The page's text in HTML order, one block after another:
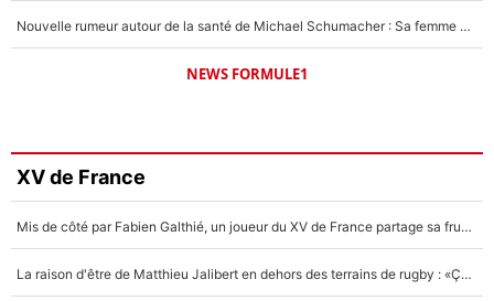
Nouvelle rumeur autour de la santé de Michael Schumacher : Sa femme Corinna sort du silence
NEWS FORMULE1
XV de France
Mis de côté par Fabien Galthié, un joueur du XV de France partage sa frustration : «ils ne me l’ont pas dit tout de suite»
La raison d'être de Matthieu Jalibert en dehors des terrains de rugby : «Ça m'atteint autant que si tu touches à un membre de ma famille»